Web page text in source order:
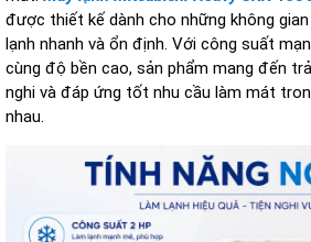
được thiết kế dành cho những không
lạnh nhanh và ổn định. Với công suất
cùng độ bền cao, sản phẩm mang đến
nghi và đáp ứng tốt nhu cầu làm mát
nhau.